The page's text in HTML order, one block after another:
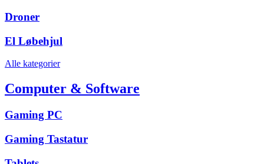
Droner
El Løbehjul
Alle kategorier
Computer & Software
Gaming PC
Gaming Tastatur